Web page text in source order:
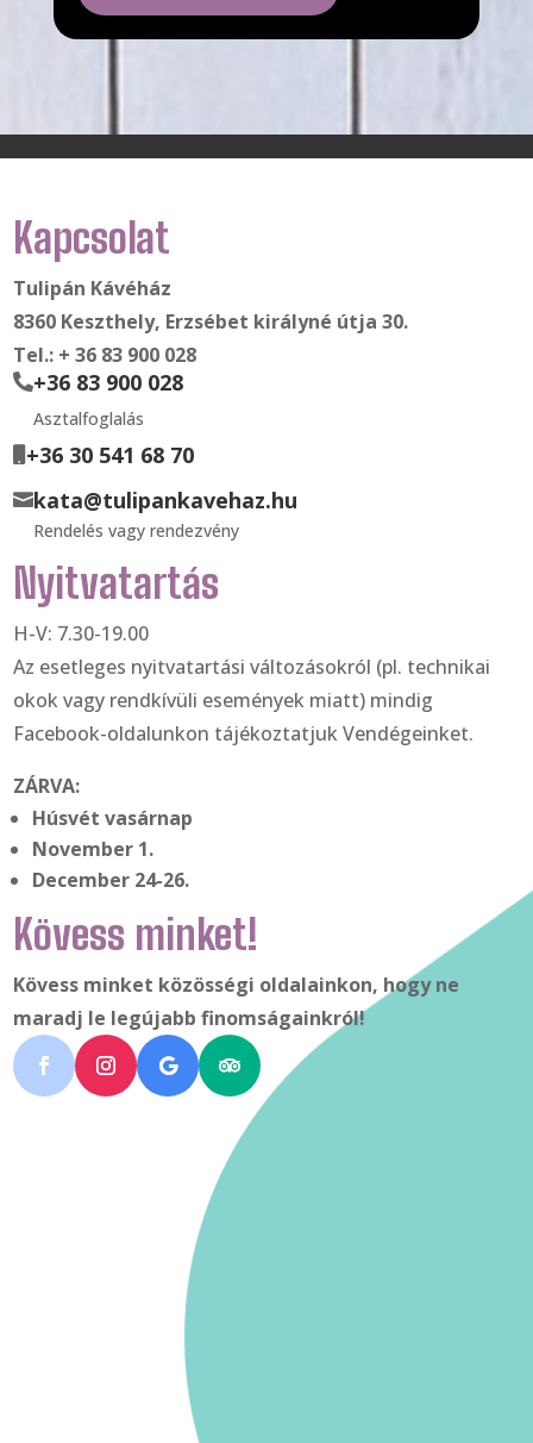
Kapcsolat
Tulipán Kávéház
8360 Keszthely, Erzsébet királyné útja 30.
Tel.: + 36 83 900 028
+36 83 900 028
Asztalfoglalás
+36 30 541 68 70
kata@tulipankavehaz.hu
Rendelés vagy rendezvény
Nyitvatartás
H-V: 7.30-19.00
Az esetleges nyitvatartási változásokról (pl. technikai
okok vagy rendkívüli események miatt) mindig
Facebook-oldalunkon tájékoztatjuk Vendégeinket.
ZÁRVA:
Húsvét vasárnap
November 1.
December 24-26.
Kövess minket!
Kövess minket közösségi oldalainkon, hogy ne
maradj le legújabb finomságainkról!